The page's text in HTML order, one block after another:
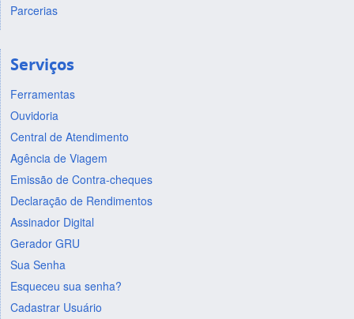
Parcerias
Serviços
Ferramentas
Ouvidoria
Central de Atendimento
Agência de Viagem
Emissão de Contra-cheques
Declaração de Rendimentos
Assinador Digital
Gerador GRU
Sua Senha
Esqueceu sua senha?
Cadastrar Usuário